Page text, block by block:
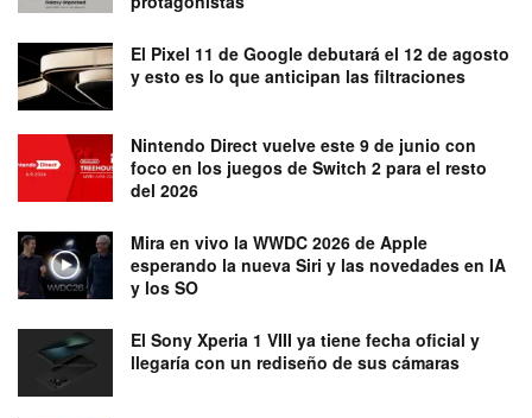
El Pixel 11 de Google debutará el 12 de agosto
y esto es lo que anticipan las filtraciones
Nintendo Direct vuelve este 9 de junio con
foco en los juegos de Switch 2 para el resto
del 2026
Mira en vivo la WWDC 2026 de Apple
esperando la nueva Siri y las novedades en IA
y los SO
El Sony Xperia 1 VIII ya tiene fecha oficial y
llegaría con un rediseño de sus cámaras